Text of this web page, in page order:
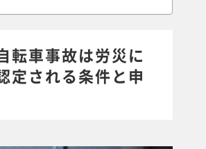
転車事故は労災に
定される条件と申